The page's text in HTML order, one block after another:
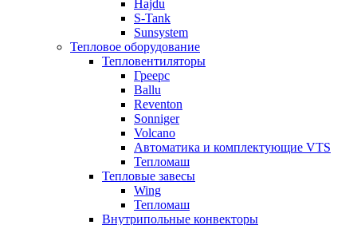
Hajdu
S-Tank
Sunsystem
Тепловое оборудование
Тепловентиляторы
Греерс
Ballu
Reventon
Sonniger
Volcano
Автоматика и комплектующие VTS
Тепломаш
Тепловые завесы
Wing
Тепломаш
Внутрипольные конвекторы